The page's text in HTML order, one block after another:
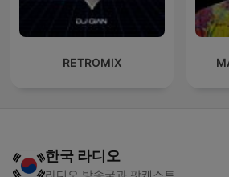
RETROMIX
한국 라디오